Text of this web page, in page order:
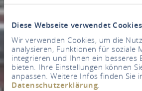
Diese Webseite verwendet Cookies
Wir verwenden Cookies, um die
analysieren, Funktionen für soziale
integrieren und Ihnen ein besseres
bieten. Ihre Einstellungen können
anpassen. Weitere Infos finden Sie
Datenschutzerklärung.